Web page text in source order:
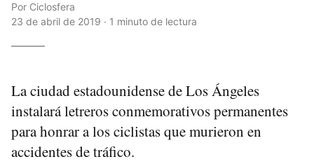
Por Ciclosfera
23 de abril de 2019 · 1 minuto de lectura
La ciudad estadounidense de Los Ángeles
instalará letreros conmemorativos permanentes
para honrar a los ciclistas que murieron en
accidentes de tráfico.